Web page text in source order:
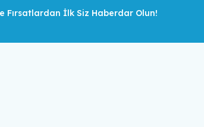
Fırsatlardan İlk Siz Haberdar Olun!